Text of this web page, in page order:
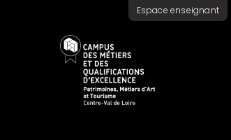
Espace enseignant